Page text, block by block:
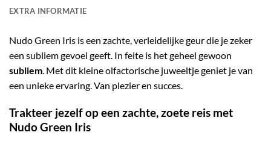
EXTRA INFORMATIE
Nudo Green Iris is een zachte, verleidelijke geur die je zeker
een subliem gevoel geeft. In feite is het geheel gewoon
subliem. Met dit kleine olfactorische juweeltje geniet je van
een unieke ervaring. Van plezier en succes.
Trakteer jezelf op een zachte, zoete reis met
Nudo Green Iris